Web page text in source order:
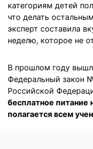
категориям детей
что делать
эксперт cоставила
неделю, которое не
В прошлом году
Федеральный закон
Российской
бесплатное питание
полагается всем